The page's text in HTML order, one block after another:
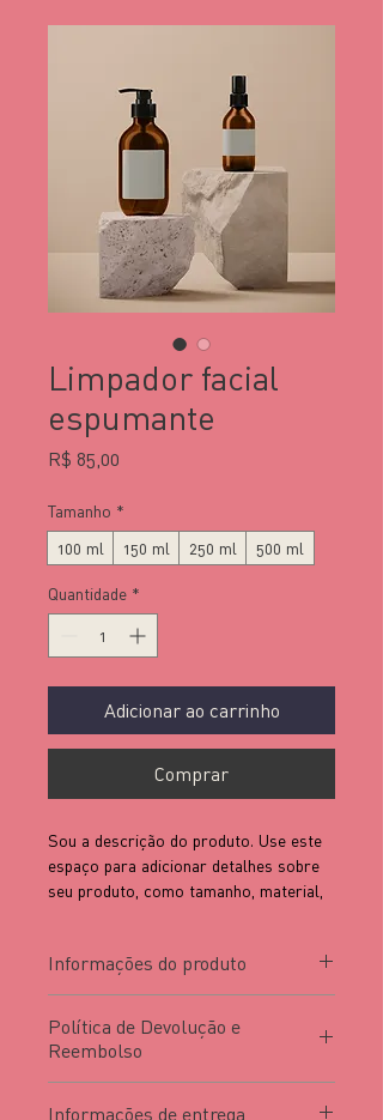
Limpador facial
espumante
R$ 85,00
Tamanho *
100 ml
150 ml 250 ml 500 ml
Quantidade *
Adicionar ao carrinho
Comprar
Sou a descrição do produto. Use este
espaço para adicionar detalhes sobre
seu produto, como tamanho, material,
Informações do produto
mais informações sobre seu produto,
como tamanho
especiais e instruções. Este também é
um ótimo espaço para destacar o que
Política de Devolução e
Reembolso
Informações de entrega